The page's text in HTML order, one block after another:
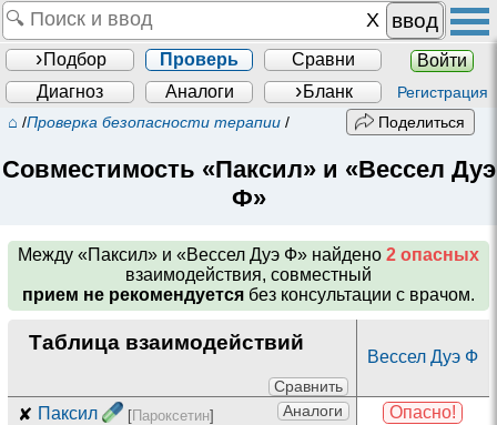
ввод
Подбор Проверь Сравни
Войти
Диагноз
Аналоги Бланк Регистрация
⌂ /Проверка безопасности терапии / Поделиться
Совместимость «Паксил» и «Вессел Дуэ
Ф»
Между «Паксил» и «Вессел Дуэ Ф»найдено 2 опасных
взаимодействия, совместный
прием не рекомендуетсябез консультации с врачом.
Таблица взаимодействий
Сравнить
Вессел Дуэ Ф
✘ Паксил [Пароксетин] Аналоги
Опасно!